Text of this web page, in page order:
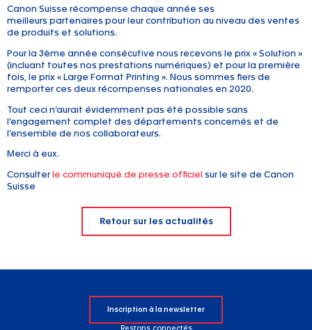
Canon Suisse récompense chaque année ses
meilleurs partenaires pour leur contribution au niveau des ventes
de produits et solutions.
Pour la 3ème année consécutive nous recevons le prix « Solution »
(incluant toutes nos prestations numériques) et pour la première
fois, le prix « Large Format Printing ». Nous sommes fiers de
remporter ces deux récompenses nationales en 2020.
Tout ceci n’aurait évidemment pas été possible sans
l’engagement complet des départements concernés et de
l’ensemble de nos collaborateurs.
Merci à eux.
Consulter le communiqué de presse officiel sur le site de Canon
Suisse
Retour sur les actualités
Inscription à la newsletter